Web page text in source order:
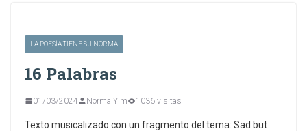
LA POESÍA TIENE SU NORMA
16 Palabras
01/03/2024 Norma Yim 1036 visitas
Texto musicalizado con un fragmento del tema: Sad but